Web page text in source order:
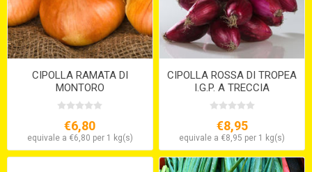
CIPOLLA RAMATA DI
MONTORO
€6,80
equivale a €6,80 per 1 kg(s)
CIPOLLA ROSSA DI TROPEA
I.G.P. A TRECCIA
€8,95
equivale a €8,95 per 1 kg(s)